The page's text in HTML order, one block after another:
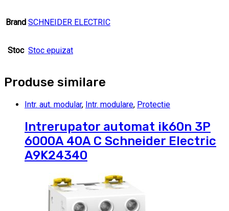
Brand SCHNEIDER ELECTRIC
Stoc Stoc epuizat
Produse similare
Intr. aut. modular, Intr. modulare, Protectie
Intrerupator automat ik60n 3P
6000A 40A C Schneider Electric
A9K24340